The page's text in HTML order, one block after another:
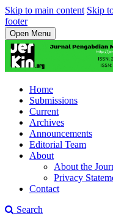
Skip to main content Skip
footer
Open Menu
Home
Submissions
Current
Archives
Announcements
Editorial Team
About
About the
Privacy
Contact
Search